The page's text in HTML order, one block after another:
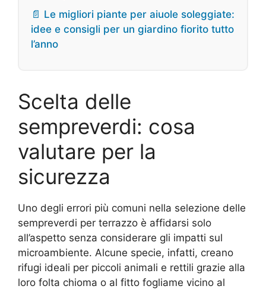
📄 Le migliori piante per aiuole soleggiate:
idee e consigli per un giardino fiorito tutto
l’anno
Scelta delle
sempreverdi: cosa
valutare per la
sicurezza
Uno degli errori più comuni nella selezione delle
sempreverdi per terrazzo è affidarsi solo
all’aspetto senza considerare gli impatti sul
microambiente. Alcune specie, infatti, creano
rifugi ideali per piccoli animali e rettili grazie alla
loro folta chioma o al fitto fogliame vicino al